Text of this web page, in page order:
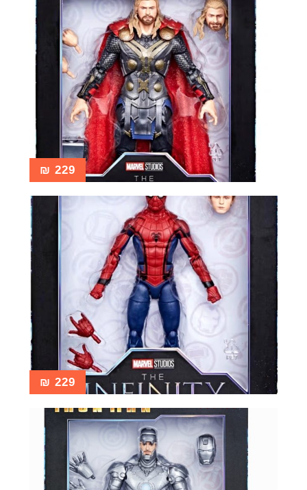
229
₪
229
₪